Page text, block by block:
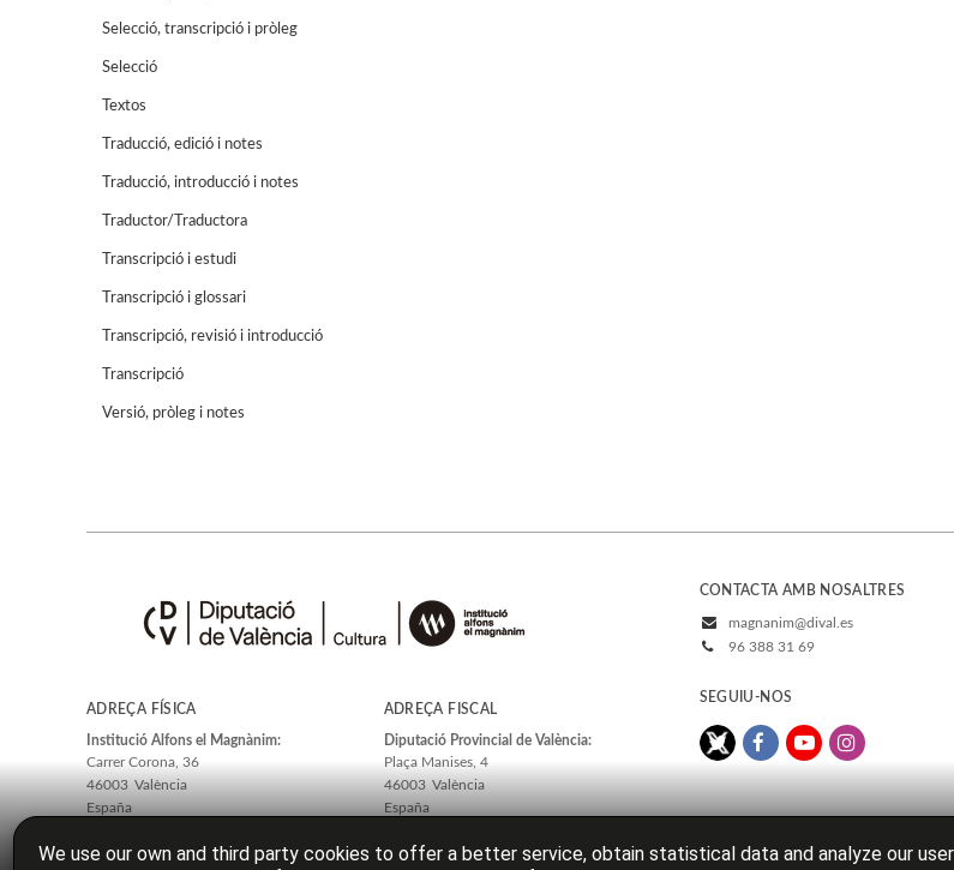
Selecció, transcripció i pròleg
Selecció
Textos
Traducció, edició i notes
Traducció, introducció i notes
Traductor/Traductora
Transcripció i estudi
Transcripció i glossari
Transcripció, revisió i introducció
Transcripció
Versió, pròleg i notes
ADREÇA FÍSICA
Institució Alfons el Magnànim:
Carrer Corona, 36
46003 València
España
ADREÇA FISCAL
Diputació Provincial de València:
Plaça Manises, 4
46003 València
España
CONTACTA AMB NOSALTRES
magnanim@dival.es
96 388 31 69
SEGUIU-NOS
We use our own and third party cookies to offer a better service, obtain statistical data and analyze our